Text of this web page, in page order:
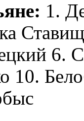
1.
6.
10.